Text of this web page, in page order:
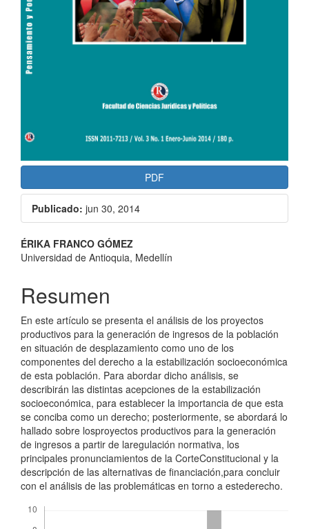
PDF
Publicado: jun 30, 2014
Contenido
principal
del
artículo
ÉRIKA FRANCO GÓMEZ
Universidad de Antioquia, Medellín
Resumen
En este artículo se presenta el análisis de los proyectos
productivos para la generación de ingresos de la población
en situación de desplazamiento como uno de los
componentes del derecho a la estabilización socioeconómica
de esta población. Para abordar dicho análisis, se
describirán las distintas acepciones de la estabilización
socioeconómica, para establecer la importancia de que esta
se conciba como un derecho; posteriormente, se abordará lo
hallado sobre losproyectos productivos para la generación
de ingresos a partir de laregulación normativa, los
principales pronunciamientos de la CorteConstitucional y la
descripción de las alternativas de financiación,para concluir
con el análisis de las problemáticas en torno a estederecho.